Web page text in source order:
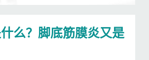
么？脚底筋膜炎又是